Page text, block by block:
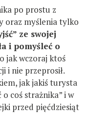
po prostu z
oraz myślenia tylko
ze swojej
i pomyśleć o
jak wczoraj ktoś
i nie przeprosił.
jak jakiś turysta
coś strażnika” i w
przed pięćdziesiąt